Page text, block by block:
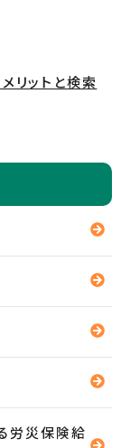
リットと検索
労災保険給